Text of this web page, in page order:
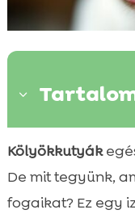
3
 Miért fontos
 A

Kölyökkutyák
De mit tegyünk,
fogaikat? Ez egy